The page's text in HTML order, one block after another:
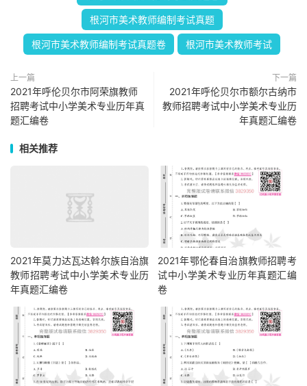
根河市美术教师编制考试真题
根河市美术教师编制考试真题卷 根河市美术教师考试
上一篇
2021年呼伦贝尔市阿荣旗教师
招聘考试中小学美术专业历年真
题汇编卷
下一篇
2021年呼伦贝尔市额尔古纳市
教师招聘考试中小学美术专业历
年真题汇编卷
相关推荐
2021年莫力达瓦达斡尔族自治旗
教师招聘考试中小学美术专业历
年真题汇编卷
2021年鄂伦春自治旗教师招聘考
试中小学美术专业历年真题汇编
卷